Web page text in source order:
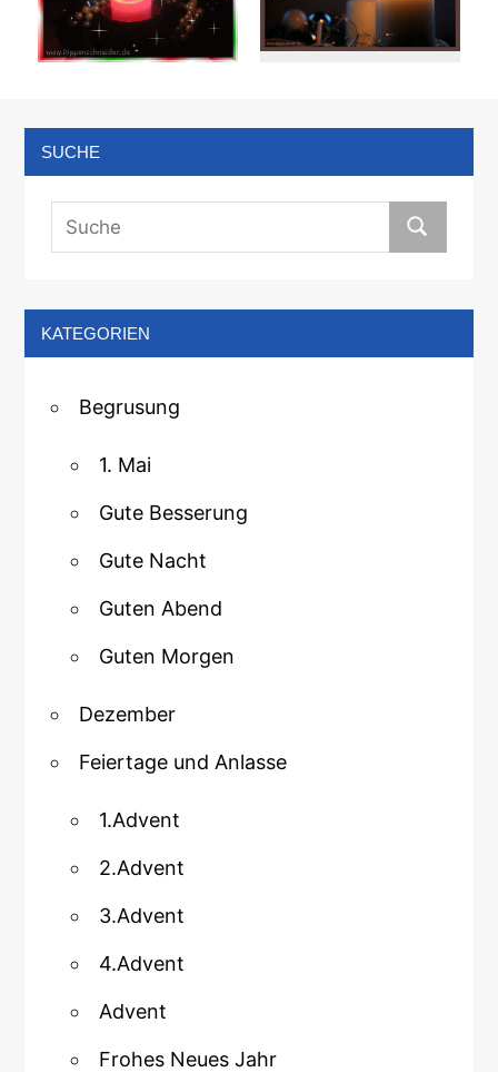
SUCHE
KATEGORIEN
Begrusung
1. Mai
Gute Besserung
Gute Nacht
Guten Abend
Guten Morgen
Dezember
Feiertage und Anlasse
1.Advent
2.Advent
3.Advent
4.Advent
Advent
Frohes Neues Jahr